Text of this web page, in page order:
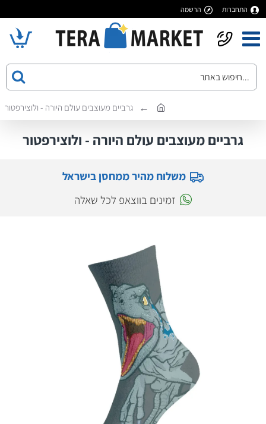
התחברות הרשמה
גרביים מעוצבים עולם היורה - ולוצירפטור
גרביים מעוצבים עולם היורה - ולוצירפטור
משלוח מהיר ממחסן בישראל
זמינים בווצאפ לכל שאלה